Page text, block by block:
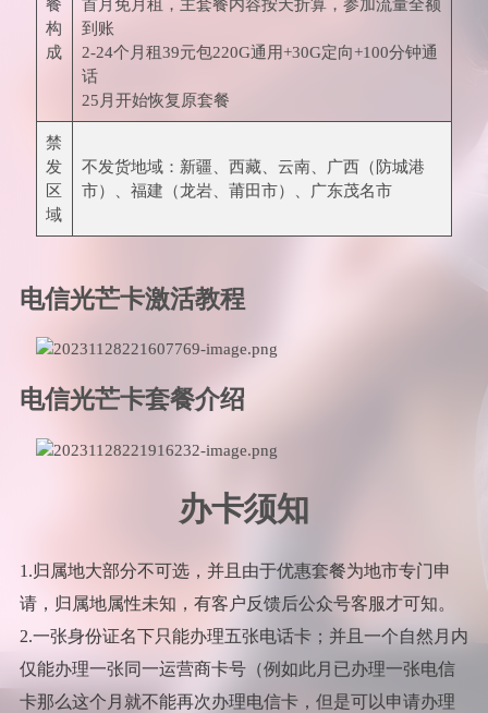
餐
构
成
首月免月租，主套餐内容按天折算，参加流量全额
到账
2-24个月租39元包220G通用+30G定向+100分钟通
话
25月开始恢复原套餐
禁
发
区
域
不发货地域：新疆、西藏、云南、广西（防城港
市）、福建（龙岩、莆田市）、广东茂名市
电信光芒卡激活教程
电信光芒卡套餐介绍
办卡须知
1.归属地大部分不可选，并且由于优惠套餐为地市专门申
请，归属地属性未知，有客户反馈后公众号客服才可知。
2.一张身份证名下只能办理五张电话卡；并且一个自然月内
仅能办理一张同一运营商卡号（例如此月已办理一张电信
卡那么这个月就不能再次办理电信卡，但是可以申请办理